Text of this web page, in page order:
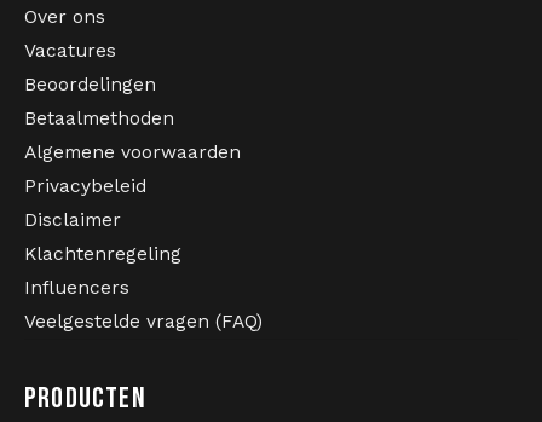
Over ons
Vacatures
Beoordelingen
Betaalmethoden
Algemene voorwaarden
Privacybeleid
Disclaimer
Klachtenregeling
Influencers
Veelgestelde vragen (FAQ)
PRODUCTEN